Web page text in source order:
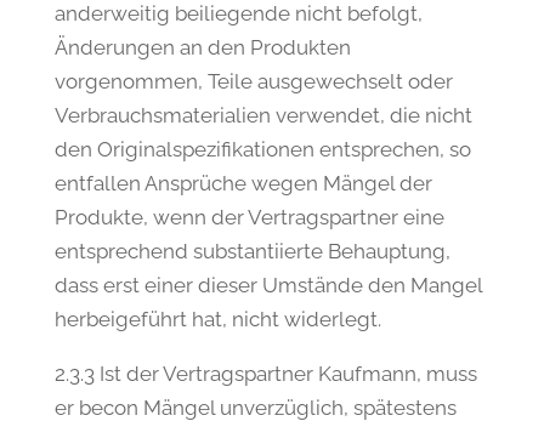
anderweitig beiliegende nicht befolgt,
Änderungen an den Produkten
vorgenommen, Teile ausgewechselt oder
Verbrauchsmaterialien verwendet, die nicht
den Originalspezifikationen entsprechen, so
entfallen Ansprüche wegen Mängel der
Produkte, wenn der Vertragspartner eine
entsprechend substantiierte Behauptung,
dass erst einer dieser Umstände den Mangel
herbeigeführt hat, nicht widerlegt.
2.3.3 Ist der Vertragspartner Kaufmann, muss
er becon Mängel unverzüglich, spätestens